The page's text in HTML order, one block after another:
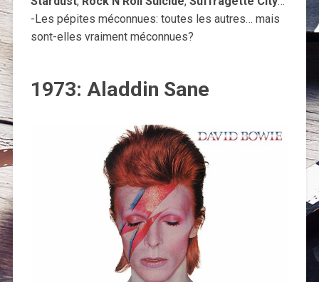
-Les pépites méconnues: toutes les autres… mais
sont-elles vraiment méconnues?
1973: Aladdin Sane